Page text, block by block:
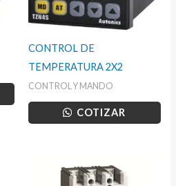
CONTROL DE
TEMPERATURA 2X2
CONTROL Y MANDO
COTIZAR